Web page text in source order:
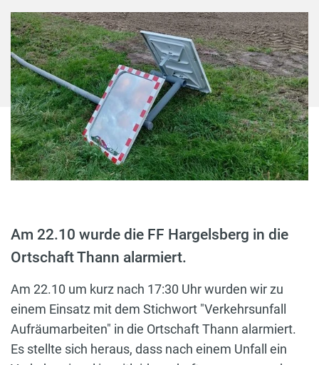
Am 22.10 wurde die FF Hargelsberg in die
Ortschaft Thann alarmiert.
Am 22.10 um kurz nach 17:30 Uhr wurden wir zu
einem Einsatz mit dem Stichwort "Verkehrsunfall
Aufräumarbeiten" in die Ortschaft Thann alarmiert.
Es stellte sich heraus, dass nach einem Unfall ein